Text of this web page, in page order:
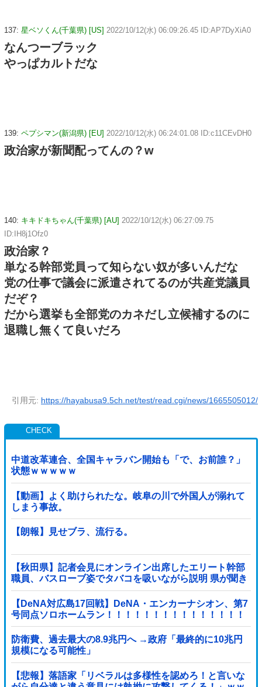
137: 星ベソくん(千葉県) [US] 2022/10/12(水) 06:09:26.45 ID:AP7DyXiA0
なんつーブラック
やっぱカルトだな
139: ペプシマン(新潟県) [EU] 2022/10/12(水) 06:24:01.08 ID:c11CEvDH0
政治家が新聞配ってんの？w
140: キキドキちゃん(千葉県) [AU] 2022/10/12(水) 06:27:09.75
ID:IH8j1Ofz0
政治家？
単なる幹部党員って知らない奴が多いんだな
党の仕事で議会に派遣されてるのが共産党議員
だぞ？
だから選挙も全部党のカネだし立候補するのに
退職し無くて良いだろ
引用元: https://hayabusa9.5ch.net/test/read.cgi/news/1665505012/
中道改革連合、全国キャラバン開始も「で、お前誰？」
状態ｗｗｗｗｗ
【動画】よく助けられたな。岐阜の川で外国人が溺れて
しまう事故。
【朗報】見せブラ、流行る。
【秋田県】記者会見にオンライン出席したエリート幹部
職員、バスローブ姿でタバコを吸いながら説明 県が聞き
取りへ
【DeNA対広島17回戦】DeNA・エンカーナシオン、第7
号同点ソロホームラン！！！！！！！！！！！！！！！
他
防衛費、過去最大の8.9兆円へ →政府「最終的に10兆円
規模になる可能性」
【悲報】落語家「リベラルは多様性を認めろ！と言いな